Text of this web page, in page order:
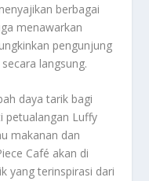
berbagai
menawarkan
pengunjung
langsung.
daya tarik bagi
petualangan Luffy
makanan dan
Café akan di
yang terinspirasi dari